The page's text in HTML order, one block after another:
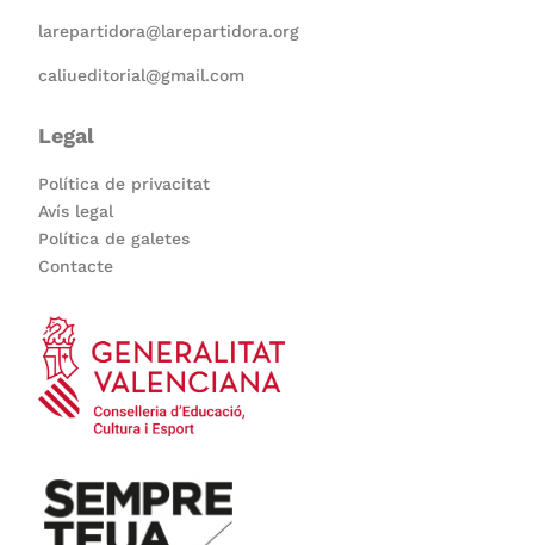
larepartidora@larepartidora.org
caliueditorial@gmail.com
Legal
Política de privacitat
Avís legal
Política de galetes
Contacte